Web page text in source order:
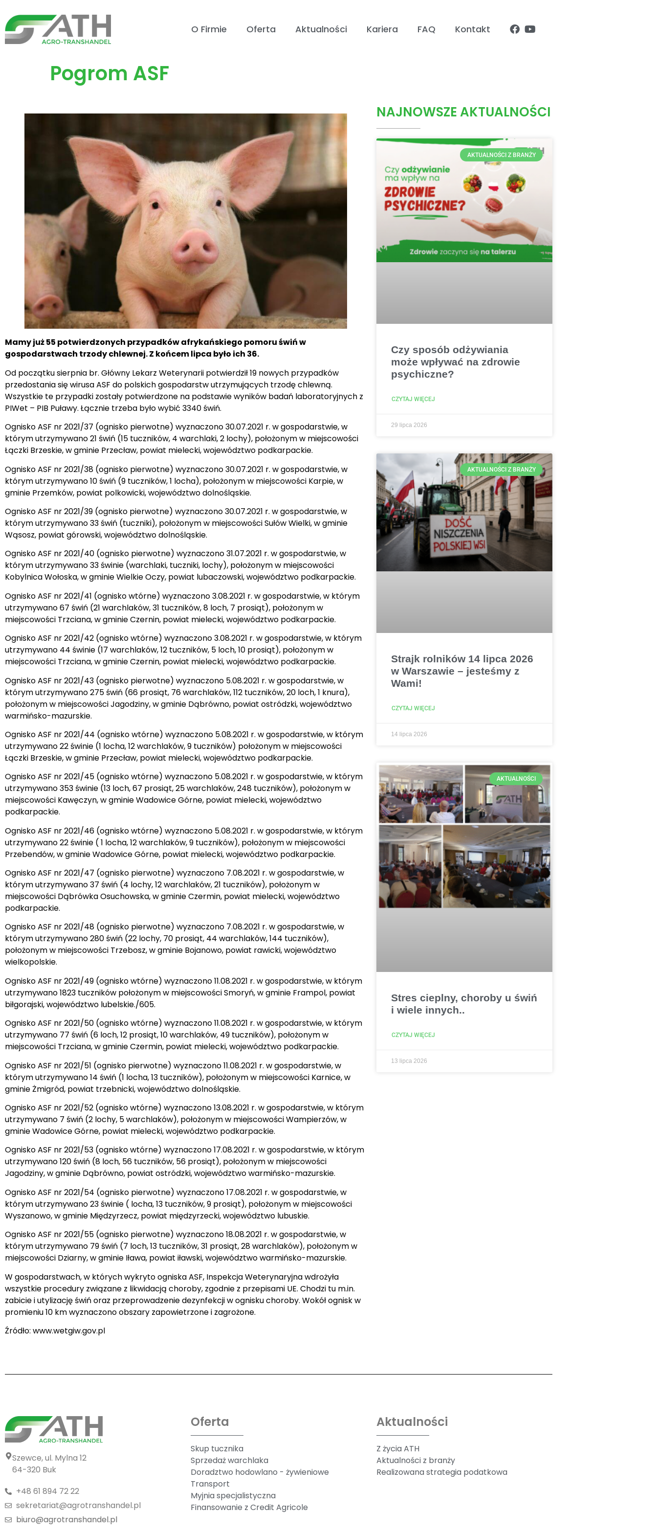
O Firmie Oferta Aktualności Kariera FAQ Kontakt
Pogrom ASF
Mamy już 55 potwierdzonych przypadków afrykańskiego pomoru świń w
gospodarstwach trzody chlewnej. Z końcem lipca było ich 36.
Od początku sierpnia br. Główny Lekarz Weterynarii potwierdził 19 nowych przypadków
przedostania się wirusa ASF do polskich gospodarstw utrzymujących trzodę chlewną.
Wszystkie te przypadki zostały potwierdzone na podstawie wyników badań laboratoryjnych z
PIWet – PIB Puławy. Łącznie trzeba było wybić 3340 świń.
Ognisko ASF nr 2021/37 (ognisko pierwotne) wyznaczono 30.07.2021 r. w gospodarstwie, w
którym utrzymywano 21 świń (15 tuczników, 4 warchlaki, 2 lochy), położonym w miejscowości
Łączki Brzeskie, w gminie Przecław, powiat mielecki, województwo podkarpackie.
Ognisko ASF nr 2021/38 (ognisko pierwotne) wyznaczono 30.07.2021 r. w gospodarstwie, w
którym utrzymywano 10 świń (9 tuczników, 1 locha), położonym w miejscowości Karpie, w
gminie Przemków, powiat polkowicki, województwo dolnośląskie.
Ognisko ASF nr 2021/39 (ognisko pierwotne) wyznaczono 30.07.2021 r. w gospodarstwie, w
którym utrzymywano 33 świń (tuczniki), położonym w miejscowości Sułów Wielki, w gminie
Wąsosz, powiat górowski, województwo dolnośląskie.
Ognisko ASF nr 2021/40 (ognisko pierwotne) wyznaczono 31.07.2021 r. w gospodarstwie, w
którym utrzymywano 33 świnie (warchlaki, tuczniki, lochy), położonym w miejscowości
Kobylnica Wołoska, w gminie Wielkie Oczy, powiat lubaczowski, województwo podkarpackie.
Ognisko ASF nr 2021/41 (ognisko wtórne) wyznaczono 3.08.2021 r. w gospodarstwie, w którym
utrzymywano 67 świń (21 warchlaków, 31 tuczników, 8 loch, 7 prosiąt), położonym w
miejscowości Trzciana, w gminie Czernin, powiat mielecki, województwo podkarpackie.
Ognisko ASF nr 2021/42 (ognisko wtórne) wyznaczono 3.08.2021 r. w gospodarstwie, w którym
utrzymywano 44 świnie (17 warchlaków, 12 tuczników, 5 loch, 10 prosiąt), położonym w
miejscowości Trzciana, w gminie Czernin, powiat mielecki, województwo podkarpackie.
Ognisko ASF nr 2021/43 (ognisko pierwotne) wyznaczono 5.08.2021 r. w gospodarstwie, w
którym utrzymywano 275 świń (66 prosiąt, 76 warchlaków, 112 tuczników, 20 loch, 1 knura),
położonym w miejscowości Jagodziny, w gminie Dąbrówno, powiat ostródzki, województwo
warmińsko-mazurskie.
Ognisko ASF nr 2021/44 (ognisko wtórne) wyznaczono 5.08.2021 r. w gospodarstwie, w którym
utrzymywano 22 świnie (1 locha, 12 warchlaków, 9 tuczników) położonym w miejscowości
Łączki Brzeskie, w gminie Przecław, powiat mielecki, województwo podkarpackie.
Ognisko ASF nr 2021/45 (ognisko wtórne) wyznaczono 5.08.2021 r. w gospodarstwie, w którym
utrzymywano 353 świnie (13 loch, 67 prosiąt, 25 warchlaków, 248 tuczników), położonym w
miejscowości Kawęczyn, w gminie Wadowice Górne, powiat mielecki, województwo
podkarpackie.
Ognisko ASF nr 2021/46 (ognisko wtórne) wyznaczono 5.08.2021 r. w gospodarstwie, w którym
utrzymywano 22 świnie ( 1 locha, 12 warchlaków, 9 tuczników), położonym w miejscowości
Przebendów, w gminie Wadowice Górne, powiat mielecki, województwo podkarpackie.
Ognisko ASF nr 2021/47 (ognisko pierwotne) wyznaczono 7.08.2021 r. w gospodarstwie, w
którym utrzymywano 37 świń (4 lochy, 12 warchlaków, 21 tuczników), położonym w
miejscowości Dąbrówka Osuchowska, w gminie Czermin, powiat mielecki, województwo
podkarpackie.
Ognisko ASF nr 2021/48 (ognisko pierwotne) wyznaczono 7.08.2021 r. w gospodarstwie, w
którym utrzymywano 280 świń (22 lochy, 70 prosiąt, 44 warchlaków, 144 tuczników),
położonym w miejscowości Trzebosz, w gminie Bojanowo, powiat rawicki, województwo
wielkopolskie.
Ognisko ASF nr 2021/49 (ognisko wtórne) wyznaczono 11.08.2021 r. w gospodarstwie, w którym
utrzymywano 1823 tuczników położonym w miejscowości Smoryń, w gminie Frampol, powiat
biłgorajski, województwo lubelskie./605.
Ognisko ASF nr 2021/50 (ognisko wtórne) wyznaczono 11.08.2021 r. w gospodarstwie, w którym
utrzymywano 77 świń (6 loch, 12 prosiąt, 10 warchlaków, 49 tuczników), położonym w
miejscowości Trzciana, w gminie Czermin, powiat mielecki, województwo podkarpackie.
Ognisko ASF nr 2021/51 (ognisko pierwotne) wyznaczono 11.08.2021 r. w gospodarstwie, w
którym utrzymywano 14 świń (1 locha, 13 tuczników), położonym w miejscowości Karnice, w
gminie Żmigród, powiat trzebnicki, województwo dolnośląskie.
Ognisko ASF nr 2021/52 (ognisko wtórne) wyznaczono 13.08.2021 r. w gospodarstwie, w którym
utrzymywano 7 świń (2 lochy, 5 warchlaków), położonym w miejscowości Wampierzów, w
gminie Wadowice Górne, powiat mielecki, województwo podkarpackie.
Ognisko ASF nr 2021/53 (ognisko wtórne) wyznaczono 17.08.2021 r. w gospodarstwie, w którym
utrzymywano 120 świń (8 loch, 56 tuczników, 56 prosiąt), położonym w miejscowości
Jagodziny, w gminie Dąbrówno, powiat ostródzki, województwo warmińsko-mazurskie.
Ognisko ASF nr 2021/54 (ognisko pierwotne) wyznaczono 17.08.2021 r. w gospodarstwie, w
którym utrzymywano 23 świnie ( locha, 13 tuczników, 9 prosiąt), położonym w miejscowości
Wyszanowo, w gminie Międzyrzecz, powiat międzyrzecki, województwo lubuskie.
Ognisko ASF nr 2021/55 (ognisko pierwotne) wyznaczono 18.08.2021 r. w gospodarstwie, w
którym utrzymywano 79 świń (7 loch, 13 tuczników, 31 prosiąt, 28 warchlaków), położonym w
miejscowości Dziarny, w gminie Iława, powiat iławski, województwo warmińsko-mazurskie.
W gospodarstwach, w których wykryto ogniska ASF, Inspekcja Weterynaryjna wdrożyła
wszystkie procedury związane z likwidacją choroby, zgodnie z przepisami UE. Chodzi tu m.in.
zabicie i utylizację świń oraz przeprowadzenie dezynfekcji w ognisku choroby. Wokół ognisk w
promieniu 10 km wyznaczono obszary zapowietrzone i zagrożone.
Źródło: www.wetgiw.gov.pl
NAJNOWSZE AKTUALNOŚCI
AKTUALNOŚCI Z BRANŻY
Czy sposób odżywiania
może wpływać na zdrowie
psychiczne?
CZYTAJ WIĘCEJ
29 lipca 2026
AKTUALNOŚCI Z BRANŻY
Strajk rolników 14 lipca 2026
w Warszawie – jesteśmy z
Wami!
CZYTAJ WIĘCEJ
14 lipca 2026
AKTUALNOŚCI
Stres cieplny, choroby u świń
i wiele innych..
CZYTAJ WIĘCEJ
13 lipca 2026
Szewce, ul. Mylna 12
64-320 Buk
+48 61 894 72 22
sekretariat@agrotranshandel.pl
biuro@agrotranshandel.pl
Oferta
Skup tucznika
Sprzedaż warchlaka
Doradztwo hodowlano - żywieniowe
Transport
Myjnia specjalistyczna
Finansowanie z Credit Agricole
Aktualności
Z życia ATH
Aktualności z branży
Realizowana strategia podatkowa